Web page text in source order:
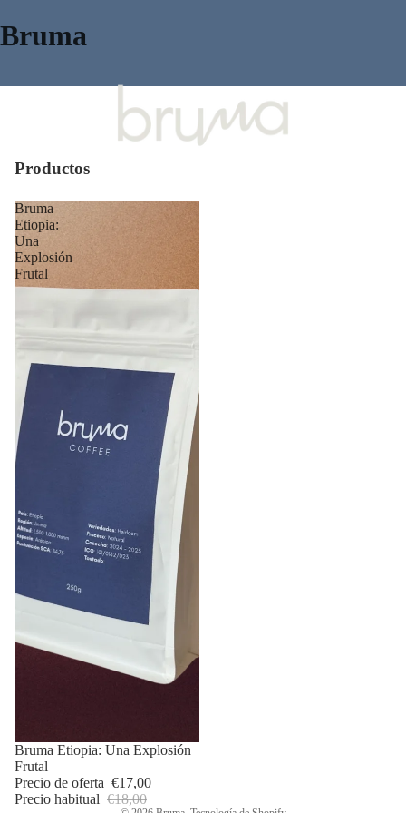
Bruma
Productos
Bruma
Etiopia:
Una
Explosión
Frutal
Oferta
Bruma Etiopia: Una Explosión
Frutal
Precio de oferta €17,00
Precio habitual €18,00
Información de contacto
Términos del servicio